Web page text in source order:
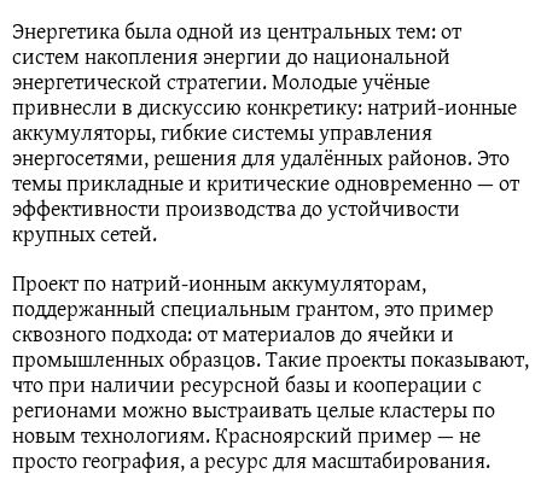
Энергетика была одной из центральных тем: от
систем накопления энергии до национальной
энергетической стратегии. Молодые учёные
привнесли в дискуссию конкретику: натрий‑ионные
аккумуляторы, гибкие системы управления
энергосетями, решения для удалённых районов. Это
темы прикладные и критические одновременно — от
эффективности производства до устойчивости
крупных сетей.
Проект по натрий‑ионным аккумуляторам,
поддержанный специальным грантом, это пример
сквозного подхода: от материалов до ячейки и
промышленных образцов. Такие проекты показывают,
что при наличии ресурсной базы и кооперации с
регионами можно выстраивать целые кластеры по
новым технологиям. Красноярский пример — не
просто география, а ресурс для масштабирования.